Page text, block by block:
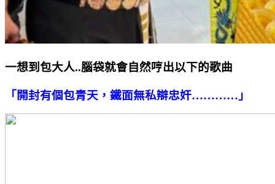
一想到包大人..腦袋就會自然哼出以下的歌曲
「開封有個包青天，鐵面無私辯忠奸…………」